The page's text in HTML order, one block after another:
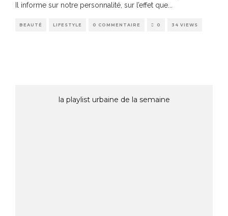
Il informe sur notre personnalité, sur l’effet que
BEAUTÉ LIFESTYLE 0 COMMENTAIRE 0 34 VIEWS
la playlist urbaine de la semaine